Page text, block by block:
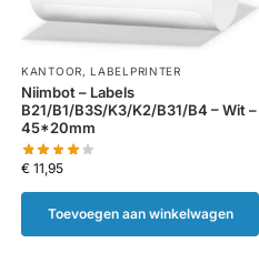
KANTOOR,LABELPRINTER
Niimbot – Labels
B21/B1/B3S/K3/K2/B31/B4 – Wit –
45*20mm
€ 11,95
Toevoegen aan winkelwagen